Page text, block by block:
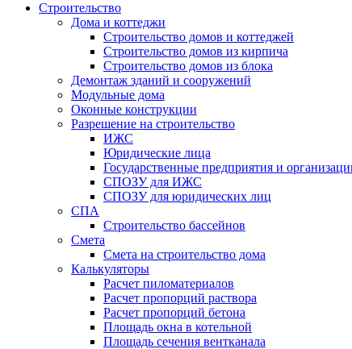
Строительство
Дома и коттеджи
Строительство домов и коттеджей
Строительство домов из кирпича
Строительство домов из блока
Демонтаж зданий и сооружений
Модульные дома
Оконные конструкции
Разрешение на строительство
ИЖС
Юридические лица
Государственные предприятия и
СПОЗУ для ИЖС
СПОЗУ для юридических лиц
СПА
Строительство бассейнов
Смета
Смета на строительство дома
Калькуляторы
Расчет пиломатериалов
Расчет пропорций раствора
Расчет пропорций бетона
Площадь окна в котельной
Площадь сечения вентканала